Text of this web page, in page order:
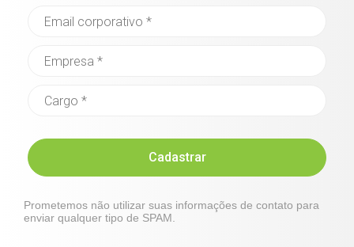
Cadastrar
Prometemos não utilizar suas informações de contato para
enviar qualquer tipo de SPAM.